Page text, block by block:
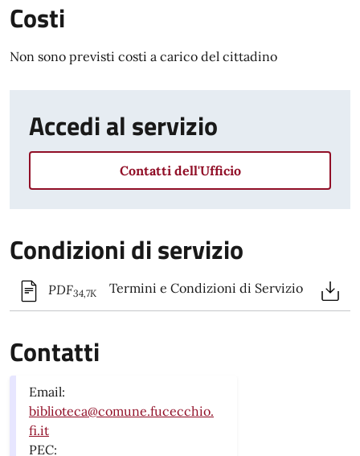
Costi
Non sono previsti costi a carico del cittadino
Accedi al servizio
Contatti dell'Ufficio
Condizioni di servizio
PDF34,7K Termini e Condizioni di Servizio
Contatti
Email:
biblioteca@comune.fucecchio.
fi.it
PEC: